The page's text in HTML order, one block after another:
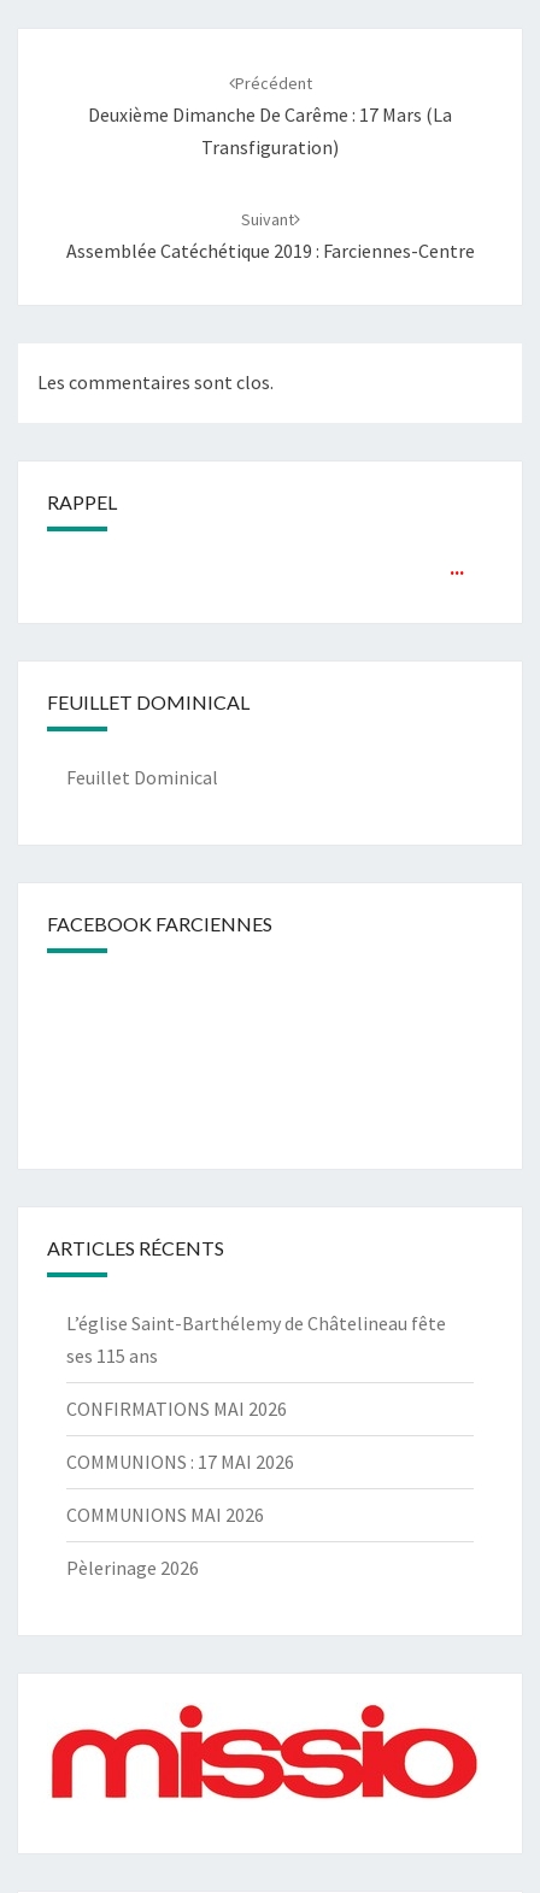
Précédent
Deuxième Dimanche De Carême : 17 Mars (La
Transfiguration)
Suivant
Assemblée Catéchétique 2019 : Farciennes-Centre
Les commentaires sont clos.
RAPPEL
FEUILLET DOMINICAL
Feuillet Dominical
FACEBOOK FARCIENNES
ARTICLES RÉCENTS
L’église Saint-Barthélemy de Châtelineau fête
ses 115 ans
CONFIRMATIONS MAI 2026
COMMUNIONS : 17 MAI 2026
COMMUNIONS MAI 2026
Pèlerinage 2026